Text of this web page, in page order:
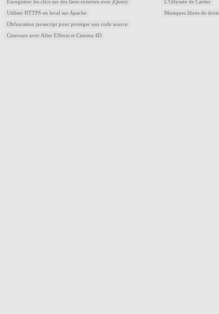
Enregistrer les clics sur des liens externes avec jQuery
Utiliser HTTPS en local sur Apache
Obfuscation javascript pour protéger son code source
Cineware avec After Effects et Cinema 4D
L'Odyssée de Cartier
Musiques libres de